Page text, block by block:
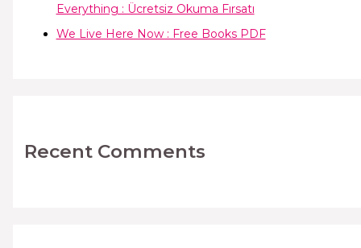
Everything : Ücretsiz Okuma Fırsatı
We Live Here Now : Free Books PDF
Recent Comments